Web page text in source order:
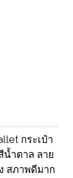
กระเป๋า
ำตาล ลาย
สภาพดีมาก